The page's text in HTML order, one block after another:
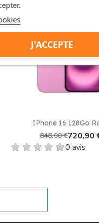
expérience visuelle
, ce qui vous
des conditions de
Vert.
Aperçu
IPhone 16 128Go
848,00 €720,90
0 avis
J'ACCEPTE